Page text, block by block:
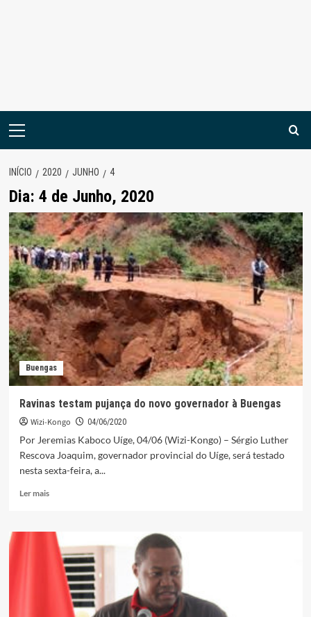
Menu
INÍCIO 2020 JUNHO 4
Dia: 4 de Junho, 2020
Buengas
Ravinas testam pujança do novo governador à Buengas
Wizi-Kongo 04/06/2020
Por Jeremias Kaboco Uíge, 04/06 (Wizi-Kongo) – Sérgio Luther
Rescova Joaquim, governador provincial do Uíge, será testado
nesta sexta-feira, a...
Ler maisLeia
Ravinas
testam
pujança
novo
governador